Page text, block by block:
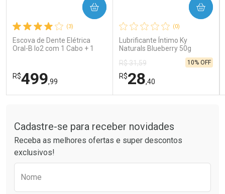
Comprar sem Desconto
Por R$ 189,99/cada
Comprar sem Desconto
Por R$ 189,99/cada
Comprar sem Desconto
Por R$ 66,43/cada
Comprar sem Desconto
Por R$ 66,43/cada
(3)
Escova de Dente Elétrica
Oral-B Io2 com 1 Cabo + 1
R$499,99
COMPRAR
Laboratório
Por Menos
(0)
Lubrificante Íntimo Ky
Naturals Blueberry 50g
R$ 31,59
R$28,40
10% OFF
COMPRAR
Laboratório
Por Menos
Cadastre-se para receber novidades
Receba as melhores ofertas e super descontos
exclusivos!
Nome